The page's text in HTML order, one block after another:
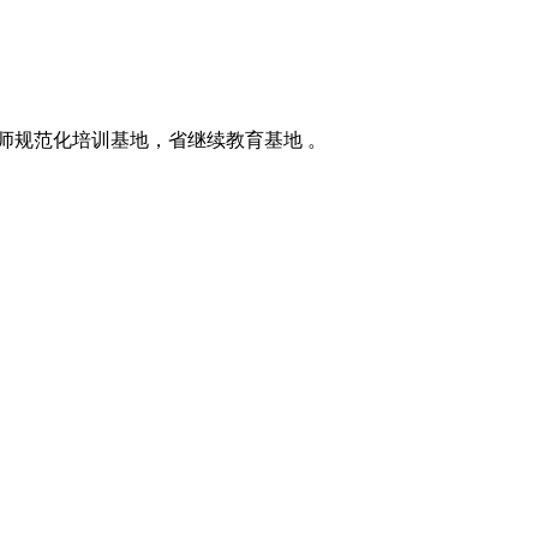
范化培训基地，省继续教育基地 。